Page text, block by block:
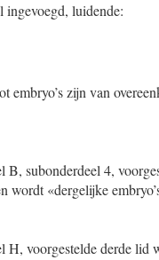
luidende:
embryo’s zijn van
subonderdeel 4,
wordt «dergelijke
voorgestelde derde lid